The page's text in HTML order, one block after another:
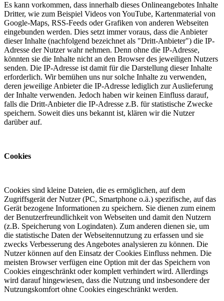
Es kann vorkommen, dass innerhalb dieses Onlineangebotes Inhalte
Dritter, wie zum Beispiel Videos von YouTube, Kartenmaterial von
Google-Maps, RSS-Feeds oder Grafiken von anderen Webseiten
eingebunden werden. Dies setzt immer voraus, dass die Anbieter
dieser Inhalte (nachfolgend bezeichnet als "Dritt-Anbieter") die IP-
Adresse der Nutzer wahr nehmen. Denn ohne die IP-Adresse,
könnten sie die Inhalte nicht an den Browser des jeweiligen Nutzers
senden. Die IP-Adresse ist damit für die Darstellung dieser Inhalte
erforderlich. Wir bemühen uns nur solche Inhalte zu verwenden,
deren jeweilige Anbieter die IP-Adresse lediglich zur Auslieferung
der Inhalte verwenden. Jedoch haben wir keinen Einfluss darauf,
falls die Dritt-Anbieter die IP-Adresse z.B. für statistische Zwecke
speichern. Soweit dies uns bekannt ist, klären wir die Nutzer
darüber auf.
Cookies
Cookies sind kleine Dateien, die es ermöglichen, auf dem
Zugriffsgerät der Nutzer (PC, Smartphone o.ä.) spezifische, auf das
Gerät bezogene Informationen zu speichern. Sie dienen zum einem
der Benutzerfreundlichkeit von Webseiten und damit den Nutzern
(z.B. Speicherung von Logindaten). Zum anderen dienen sie, um
die statistische Daten der Webseitennutzung zu erfassen und sie
zwecks Verbesserung des Angebotes analysieren zu können. Die
Nutzer können auf den Einsatz der Cookies Einfluss nehmen. Die
meisten Browser verfügen eine Option mit der das Speichern von
Cookies eingeschränkt oder komplett verhindert wird. Allerdings
wird darauf hingewiesen, dass die Nutzung und insbesondere der
Nutzungskomfort ohne Cookies eingeschränkt werden.